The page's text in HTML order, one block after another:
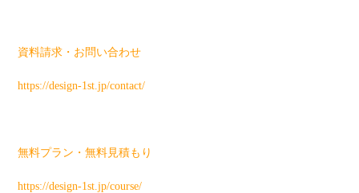
資料請求・お問い合わせ
https://design-1st.jp/contact/
無料プラン・無料見積もり
https://design-1st.jp/course/